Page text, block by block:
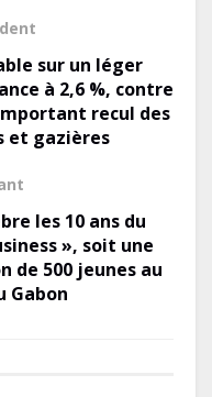
sur un léger
à 2,6 %, contre
recul des
et gazières
les 10 ans du
», soit une
de 500 jeunes au
Gabon